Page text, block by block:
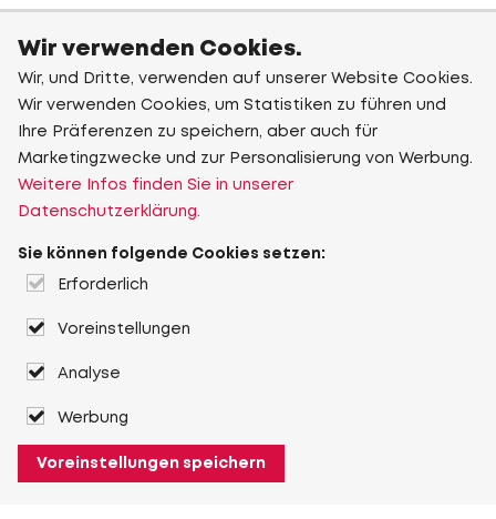
Wir verwenden Cookies.
Wir, und Dritte, verwenden auf unserer Website Cookies.
Wir verwenden Cookies, um Statistiken zu führen und
Ihre Präferenzen zu speichern, aber auch für
Marketingzwecke und zur Personalisierung von Werbung.
Weitere Infos finden Sie in unserer
Datenschutzerklärung.
Sie können folgende Cookies setzen:
Erforderlich
Voreinstellungen
Analyse
Werbung
Voreinstellungen speichern